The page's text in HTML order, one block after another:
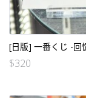
[日版] 一番くじ -回
$320